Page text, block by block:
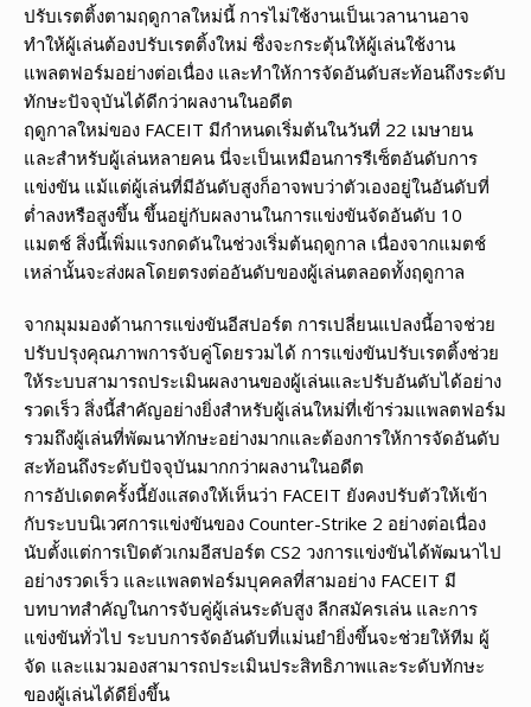
ปรับเรตติ้งตามฤดูกาลใหม่นี้ การไม่ใช้งานเป็นเวลานานอาจ
ทำให้ผู้เล่นต้องปรับเรตติ้งใหม่ ซึ่งจะกระตุ้นให้ผู้เล่นใช้งาน
แพลตฟอร์มอย่างต่อเนื่อง และทำให้การจัดอันดับสะท้อนถึงระดับ
ทักษะปัจจุบันได้ดีกว่าผลงานในอดีต
ฤดูกาลใหม่ของ FACEIT มีกำหนดเริ่มต้นในวันที่ 22 เมษายน
และสำหรับผู้เล่นหลายคน นี่จะเป็นเหมือนการรีเซ็ตอันดับการ
แข่งขัน แม้แต่ผู้เล่นที่มีอันดับสูงก็อาจพบว่าตัวเองอยู่ในอันดับที่
ต่ำลงหรือสูงขึ้น ขึ้นอยู่กับผลงานในการแข่งขันจัดอันดับ 10
แมตช์ สิ่งนี้เพิ่มแรงกดดันในช่วงเริ่มต้นฤดูกาล เนื่องจากแมตช์
เหล่านั้นจะส่งผลโดยตรงต่ออันดับของผู้เล่นตลอดทั้งฤดูกาล
จากมุมมองด้านการแข่งขันอีสปอร์ต การเปลี่ยนแปลงนี้อาจช่วย
ปรับปรุงคุณภาพการจับคู่โดยรวมได้ การแข่งขันปรับเรตติ้งช่วย
ให้ระบบสามารถประเมินผลงานของผู้เล่นและปรับอันดับได้อย่าง
รวดเร็ว สิ่งนี้สำคัญอย่างยิ่งสำหรับผู้เล่นใหม่ที่เข้าร่วมแพลตฟอร์ม
รวมถึงผู้เล่นที่พัฒนาทักษะอย่างมากและต้องการให้การจัดอันดับ
สะท้อนถึงระดับปัจจุบันมากกว่าผลงานในอดีต
การอัปเดตครั้งนี้ยังแสดงให้เห็นว่า FACEIT ยังคงปรับตัวให้เข้า
กับระบบนิเวศการแข่งขันของ Counter-Strike 2 อย่างต่อเนื่อง
นับตั้งแต่การเปิดตัวเกมอีสปอร์ต CS2 วงการแข่งขันได้พัฒนาไป
อย่างรวดเร็ว และแพลตฟอร์มบุคคลที่สามอย่าง FACEIT มี
บทบาทสำคัญในการจับคู่ผู้เล่นระดับสูง ลีกสมัครเล่น และการ
แข่งขันทั่วไป ระบบการจัดอันดับที่แม่นยำยิ่งขึ้นจะช่วยให้ทีม ผู้
จัด และแมวมองสามารถประเมินประสิทธิภาพและระดับทักษะ
ของผู้เล่นได้ดียิ่งขึ้น